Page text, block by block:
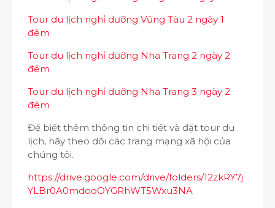
Tour du lịch nghỉ dưỡng Vũng Tàu 2 ngày 1
đêm
Tour du lịch nghỉ dưỡng Nha Trang 2 ngày 2
đêm
Tour du lịch nghỉ dưỡng Nha Trang 3 ngày 2
đêm
Để biết thêm thông tin chi tiết và đặt tour du
lịch, hãy theo dõi các trang mạng xã hội của
chúng tôi.
https://drive.google.com/drive/folders/12zkRY7j
YLBr0A0mdooOYGRhWT5Wxu3NA